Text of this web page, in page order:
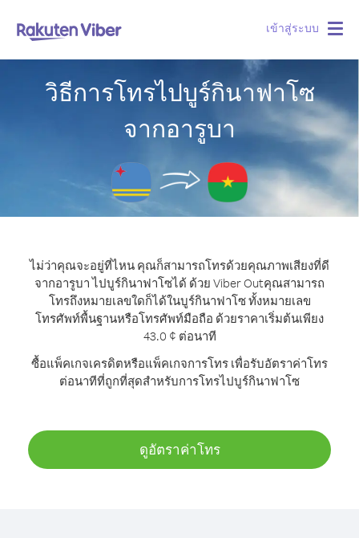
เข้าสู่ระบบ
วิธีการโทรไปบูร์กินาฟาโซ
จากอารูบา
ไม่ว่าคุณจะอยู่ที่ไหน คุณก็สามารถโทรด้วยคุณภาพเสียงที่ดี
จากอารูบา ไปบูร์กินาฟาโซได้ ด้วย Viber Outคุณสามารถ
โทรถึงหมายเลขใดก็ได้ในบูร์กินาฟาโซ ทั้งหมายเลข
โทรศัพท์พื้นฐานหรือโทรศัพท์มือถือ ด้วยราคาเริ่มต้นเพียง
43.0 ¢ ต่อนาที
ซื้อแพ็คเกจเครดิตหรือแพ็คเกจการโทร เพื่อรับอัตราค่าโทร
ต่อนาทีที่ถูกที่สุดสำหรับการโทรไปบูร์กินาฟาโซ
ดูอัตราค่าโทร